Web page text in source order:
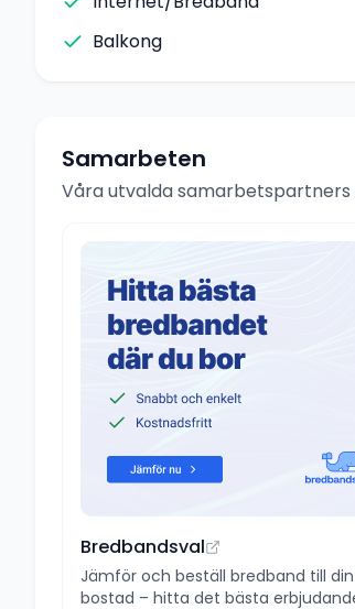
Balkong
Samarbeten
Våra utvalda samarbetspartners
Bredbandsval
Jämför och beställ bredband till
bostad – hitta det bästa